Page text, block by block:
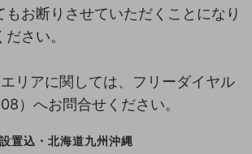
もお断りさせていただくことになり
さい。
リアに関しては、フリーダイヤル
）へお問合せください。
置込・北海道九州沖縄